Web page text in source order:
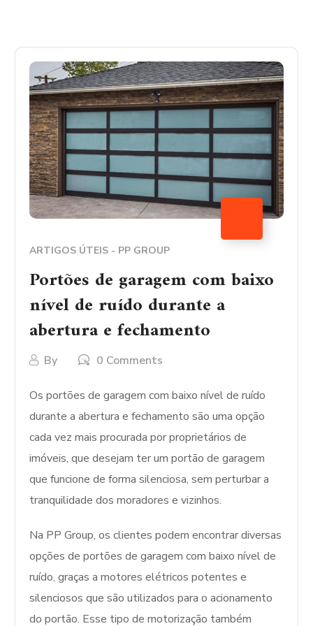
ARTIGOS ÚTEIS - PP GROUP
Portões de garagem com baixo
nível de ruído durante a
abertura e fechamento
By 0 Comments
Os portões de garagem com baixo nível de ruído
durante a abertura e fechamento são uma opção
cada vez mais procurada por proprietários de
imóveis, que desejam ter um portão de garagem
que funcione de forma silenciosa, sem perturbar a
tranquilidade dos moradores e vizinhos.
Na PP Group, os clientes podem encontrar diversas
opções de portões de garagem com baixo nível de
ruído, graças a motores elétricos potentes e
silenciosos que são utilizados para o acionamento
do portão. Esse tipo de motorização também